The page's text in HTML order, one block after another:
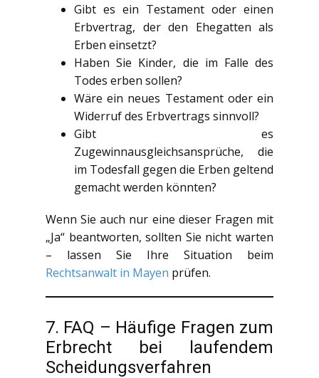
Gibt es ein Testament oder einen
Erbvertrag, der den Ehegatten als
Erben einsetzt?
Haben Sie Kinder, die im Falle des
Todes erben sollen?
Wäre ein neues Testament oder ein
Widerruf des Erbvertrags sinnvoll?
Gibt es
Zugewinnausgleichsansprüche, die
im Todesfall gegen die Erben geltend
gemacht werden könnten?
Wenn Sie auch nur eine dieser Fragen mit
„Ja“ beantworten, sollten Sie nicht warten
– lassen Sie Ihre Situation beim
Rechtsanwalt in Mayen prüfen.
7. FAQ – Häufige Fragen zum
Erbrecht bei laufendem
Scheidungsverfahren